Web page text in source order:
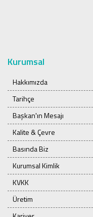
Kurumsal
Hakkımızda
Tarihçe
Başkan'ın Mesajı
Kalite & Çevre
Basında Biz
Kurumsal Kimlik
KVKK
Üretim